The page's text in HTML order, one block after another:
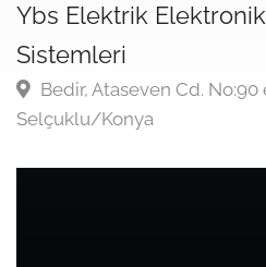
Ybs Elektrik
Sistemleri
Bedir, Ataseven Cd.
Selçuklu/Konya